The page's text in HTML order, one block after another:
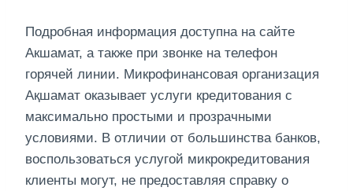
Подробная информация доступна на сайте
Акшамат, а также при звонке на телефон
горячей линии. Микрофинансовая организация
Ақшамат оказывает услуги кредитования с
максимально простыми и прозрачными
условиями. В отличии от большинства банков,
воспользоваться услугой микрокредитования
клиенты могут, не предоставляя справку о